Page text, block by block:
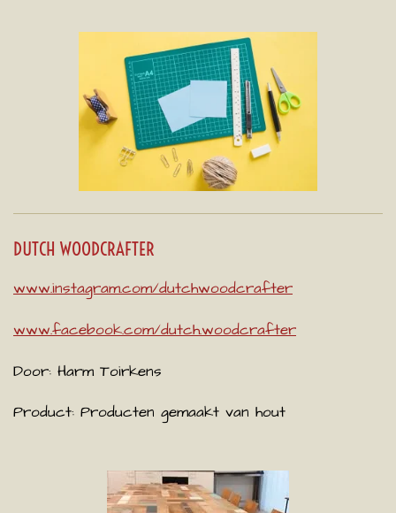
DUTCH WOODCRAFTER
www.instagram.com/dutchwoodcrafter
www.facebook.com/dutch.woodcrafter
Door: Harm Toirkens
Product: Producten gemaakt van hout